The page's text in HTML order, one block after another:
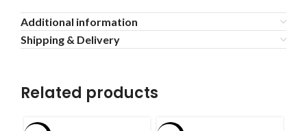
Additional information
Shipping & Delivery
Related products